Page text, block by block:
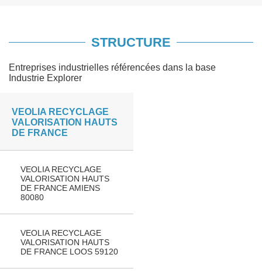
STRUCTURE
Entreprises industrielles référencées dans la base
Industrie Explorer
VEOLIA RECYCLAGE
VALORISATION HAUTS
DE FRANCE
VEOLIA RECYCLAGE
VALORISATION HAUTS
DE FRANCE AMIENS
80080
VEOLIA RECYCLAGE
VALORISATION HAUTS
DE FRANCE LOOS 59120